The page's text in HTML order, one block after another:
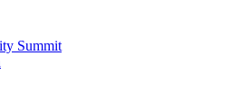
Summit